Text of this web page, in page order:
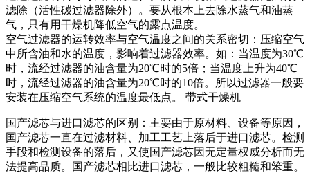
滤除（活性碳过滤器除外）。要从根本上去除水蒸气和油蒸
气，只有用干燥机降低空气的露点温度。
空气过滤器的运转效率与空气温度之间的关系密切：压缩空气
中所含油和水的温度，影响着过滤器效率。如：当温度为30℃
时，流经过滤器的油含量为20℃时的5倍；当温度上升为40℃
时，流经过滤器的油含量为20℃时的10倍。所以过滤器一般要
安装在压缩空气系统的温度最低点。 带式干燥机
国产滤芯与进口滤芯的区别：主要由于原材料、设备等原因，
国产滤芯一直在过滤材料、加工工艺上落后于进口滤芯。检测
手段和检测设备的落后，又使国产滤芯因无定量权威分析而无
法提高品质。国产滤芯相比进口滤芯，一般比较粗糙和笨重。